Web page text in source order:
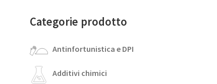
Categorie prodotto
Antinfortunistica e DPI
Additivi chimici